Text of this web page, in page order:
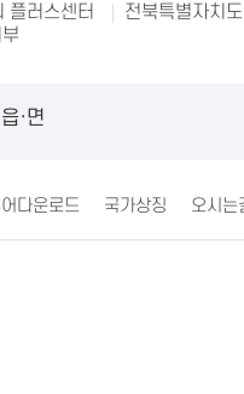
플러스센터 전북특별자치
읍·면
다운로드 국가상징 오시는